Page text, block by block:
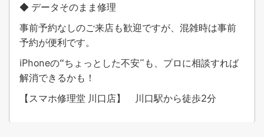
◆ データそのまま修理
事前予約なしのご来店も歓迎ですが、混雑時は事前
予約が便利です。
iPhoneの“ちょっとした不安”も、プロに相談すれば
解消できるかも！
【スマホ修理堂 川口店】 川口駅から徒歩2分